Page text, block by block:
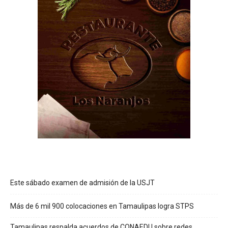
Este sábado examen de admisión de la USJT
Más de 6 mil 900 colocaciones en Tamaulipas logra STPS